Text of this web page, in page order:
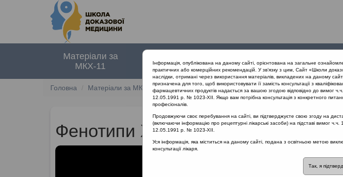
Матеріали за
МКХ-11
документи
заходи
Головна Матеріали за МКХ-11 12 Хвороби органів дихання Фенотипи ХРС,
Фенотипи ХРС, етіологія та
Інформація, опублікована на даному сайті, орієнтована на загальне
практичних або комерційних рекомендацій. У зв’язку з цим, Сайт «Школи
наслідки, отримані через використання матеріалів, викладених на даному
призначена для того, щоб використовувати її замість консультації з
фармацевтичних продуктів надається за вашою згодою відповідно до вимог
12.05.1991 р. № 1023-XII. Якщо вам потрібна консультація з конкретного
професіоналів.
Продовжуючи своє перебування на сайті, ви підтверджуєте свою згоду на
(включаючи інформацію про рецептурні лікарські засоби) на підставі вимог
12.05.1991 р. № 1023-XII.
Уся інформація, яка міститься на даному сайті, подана з освітньою метою
консультації лікаря.
Так, я